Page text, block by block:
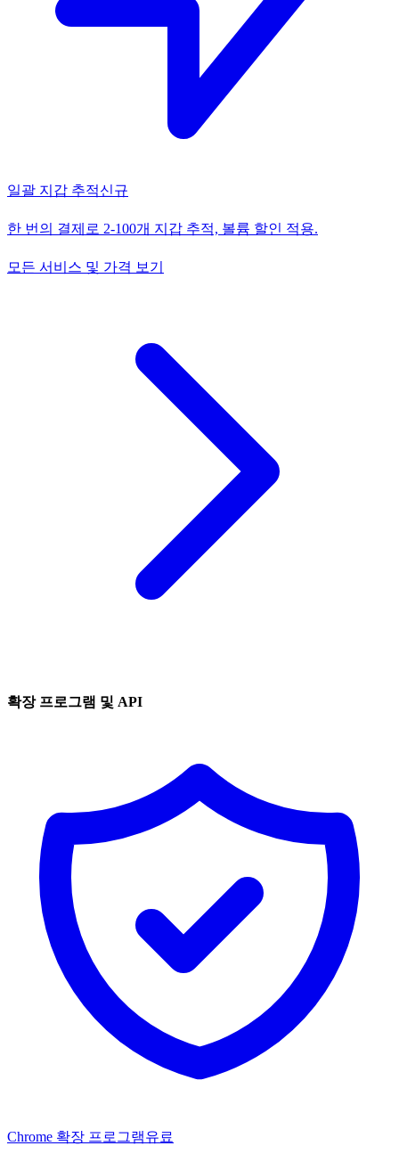
일괄 지갑 추적신규
한 번의 결제로 2-100개 지갑 추적, 볼륨 할인 적용.
모든 서비스 및 가격 보기
확장 프로그램 및 API
Chrome 확장 프로그램유료